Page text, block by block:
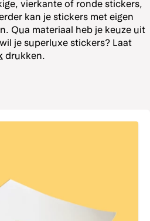
vierkante of ronde stickers,
kan je stickers met eigen
Qua materiaal heb je keuze uit
je superluxe stickers? Laat
drukken.